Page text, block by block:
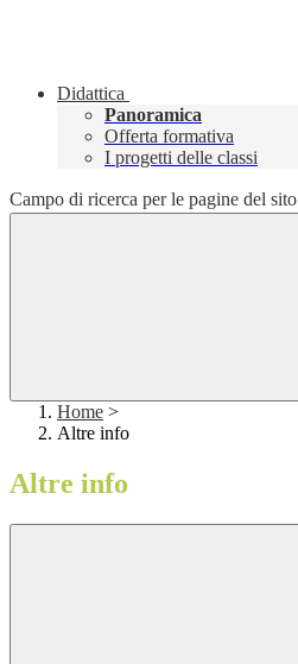
Didattica
Panoramica
Offerta formativa
I progetti delle classi
Campo di ricerca per le pagine del sito
Home >
Altre info
Altre info